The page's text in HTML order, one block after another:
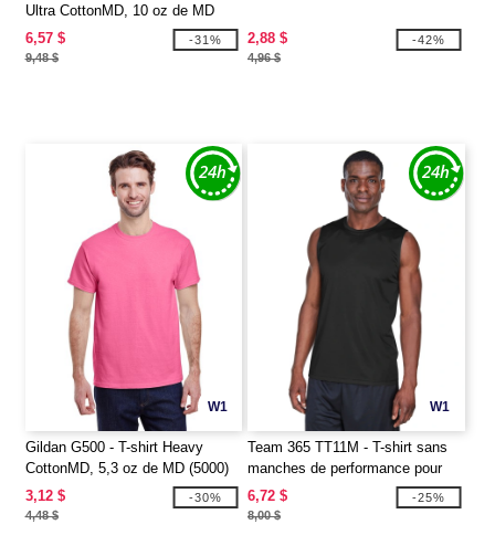
Ultra CottonMD, 10 oz de MD
(2300)
6,57 $
9,48 $
-31% 2,88 $
4,96 $
-42%
W1
Gildan G500 - T-shirt Heavy
CottonMD, 5,3 oz de MD (5000)
3,12 $
4,48 $
-30%
W1
Team 365 TT11M - T-shirt sans
manches de performance pour
hommes
6,72 $
8,00 $
-25%